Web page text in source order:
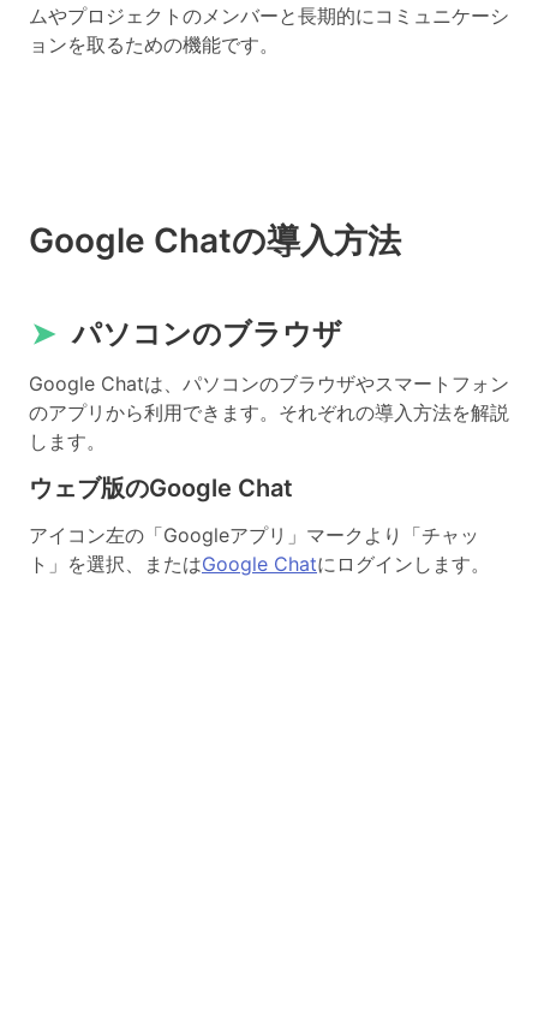
ムやプロジェクトのメンバーと長期的にコミュニケーシ
ョンを取るための機能です。
Google Chatの導入方法
➤ パソコンのブラウザ
Google Chatは、パソコンのブラウザやスマートフォン
のアプリから利用できます。それぞれの導入方法を解説
します。
ウェブ版のGoogle Chat
アイコン左の「Googleアプリ」マークより「チャッ
ト」を選択、またはGoogle Chatにログインします。